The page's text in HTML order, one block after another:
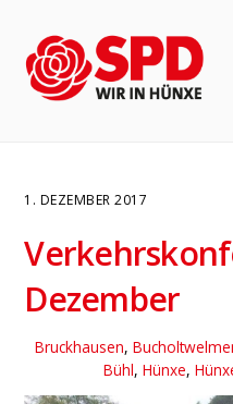
1. DEZEMBER 2017
Dezember
Bruckhausen,
Bühl,Hünxe,